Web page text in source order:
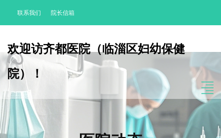
联系我们 院长信箱
欢迎访齐都医院（临淄区妇幼保健
院）！